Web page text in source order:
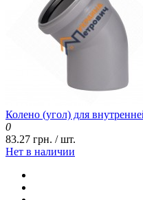
Колено (угол) для
0
83.27 грн. / шт.
Нет в наличии